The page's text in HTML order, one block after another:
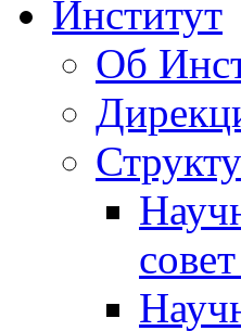
Институт
Об